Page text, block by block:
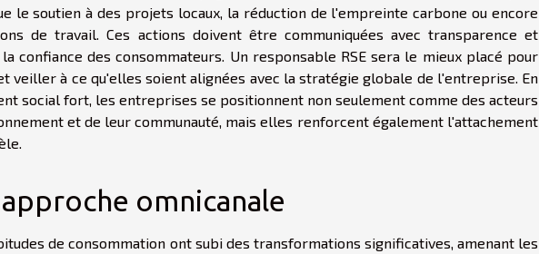
le soutien à des projets locaux, la réduction de l'empreinte carbone ou encore
de travail. Ces actions doivent être communiquées avec transparence et
confiance des consommateurs. Un responsable RSE sera le mieux placé pour
veiller à ce qu'elles soient alignées avec la stratégie globale de l'entreprise. En
social fort, les entreprises se positionnent non seulement comme des acteurs
et de leur communauté, mais elles renforcent également l'attachement
omnicanale
de consommation ont subi des transformations significatives, amenant les